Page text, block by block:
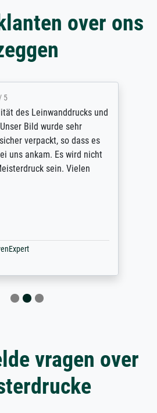
over ons
5
des Leinwanddrucks und
Bild wurde sehr
verpackt, so dass es
uns ankam. Es wird nicht
sein. Vielen
vragen over